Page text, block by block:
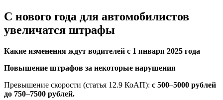
С нового года для автомобилистов
увеличатся штрафы
Какие изменения ждут водителей с 1 января 2025 года
Повышение штрафов за некоторые нарушения
Превышение скорости (статья 12.9 КоАП): с 500–5000 рублей
до 750–7500 рублей.